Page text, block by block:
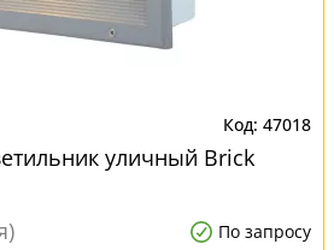
47018
уличный Brick
По запросу